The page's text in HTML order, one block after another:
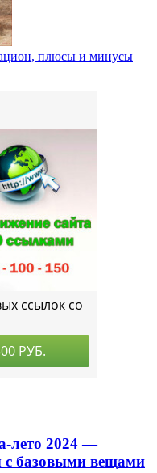
плюсы и минусы
лето 2024 —
с базовыми вещами